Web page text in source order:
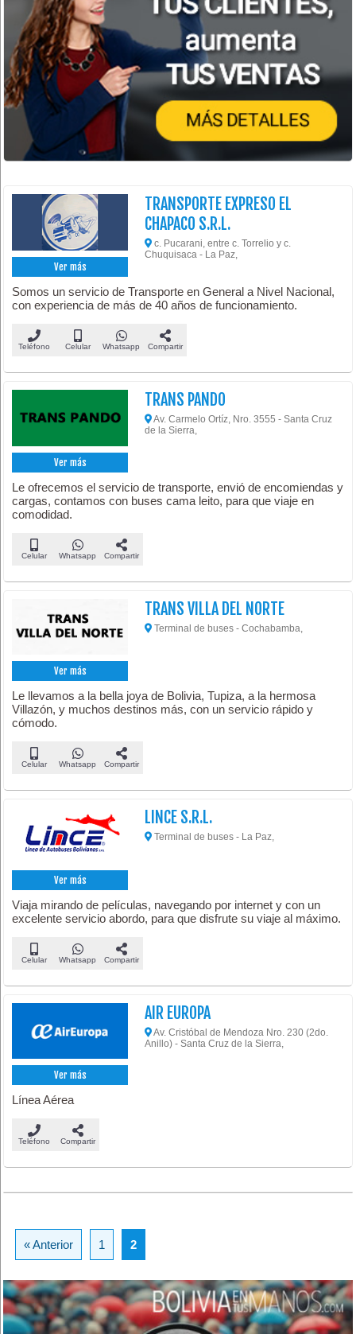
Ver más
TRANSPORTE EXPRESO EL
CHAPACO S.R.L.
c. Pucarani, entre c. Torrelio y c.
Chuquisaca - La Paz,
Somos un servicio de Transporte en General a Nivel Nacional,
con experiencia de más de 40 años de funcionamiento.
Teléfono Celular Whatsapp Compartir
Ver más
TRANS PANDO
Av. Carmelo Ortíz, Nro. 3555 - Santa Cruz
de la Sierra,
Le ofrecemos el servicio de transporte, envió de encomiendas y
cargas, contamos con buses cama leito, para que viaje en
comodidad.
Celular Whatsapp Compartir
Ver más
TRANS VILLA DEL NORTE
Terminal de buses - Cochabamba,
Le llevamos a la bella joya de Bolivia, Tupiza, a la hermosa
Villazón, y muchos destinos más, con un servicio rápido y
cómodo.
Celular Whatsapp Compartir
Ver más
LINCE S.R.L.
Terminal de buses - La Paz,
Viaja mirando de películas, navegando por internet y con un
excelente servicio abordo, para que disfrute su viaje al máximo.
Celular Whatsapp Compartir
Ver más
AIR EUROPA
Av. Cristóbal de Mendoza Nro. 230 (2do.
Anillo) - Santa Cruz de la Sierra,
Línea Aérea
Teléfono Compartir
« Anterior 1 2